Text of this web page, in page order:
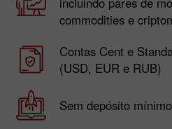
commodities e
Contas Cent e
(USD, EUR e RUB)
Sem depósito mínimo